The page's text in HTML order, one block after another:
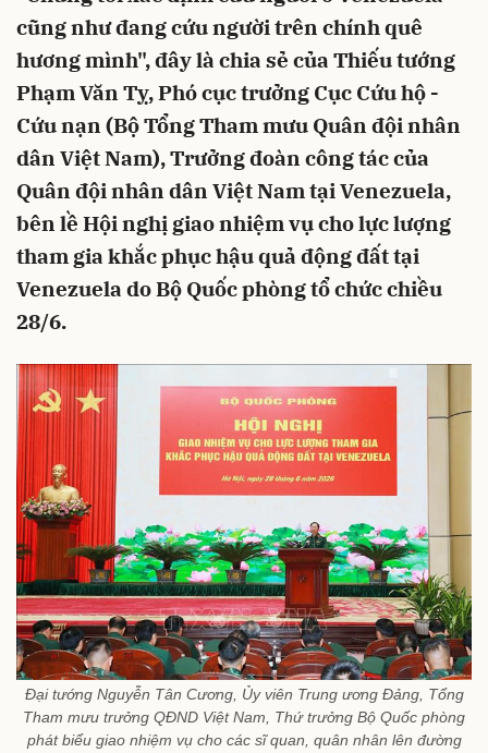
cũng như đang cứu người trên chính quê
hương mình", đây là chia sẻ của Thiếu tướng
Phạm Văn Tỵ, Phó cục trưởng Cục Cứu hộ -
Cứu nạn (Bộ Tổng Tham mưu Quân đội nhân
dân Việt Nam), Trưởng đoàn công tác của
Quân đội nhân dân Việt Nam tại Venezuela,
bên lề Hội nghị giao nhiệm vụ cho lực lượng
tham gia khắc phục hậu quả động đất tại
Venezuela do Bộ Quốc phòng tổ chức chiều
28/6.
Đại tướng Nguyễn Tân Cương, Ủy viên Trung ương Đảng, Tổng
Tham mưu trưởng QĐND Việt Nam, Thứ trưởng Bộ Quốc phòng
phát biểu giao nhiệm vụ cho các sĩ quan, quân nhân lên đường
Hủy Gửi